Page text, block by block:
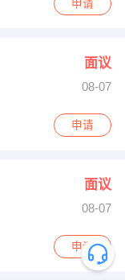
申请
面议
08-07
申请
面议
08-07
25楼
申请